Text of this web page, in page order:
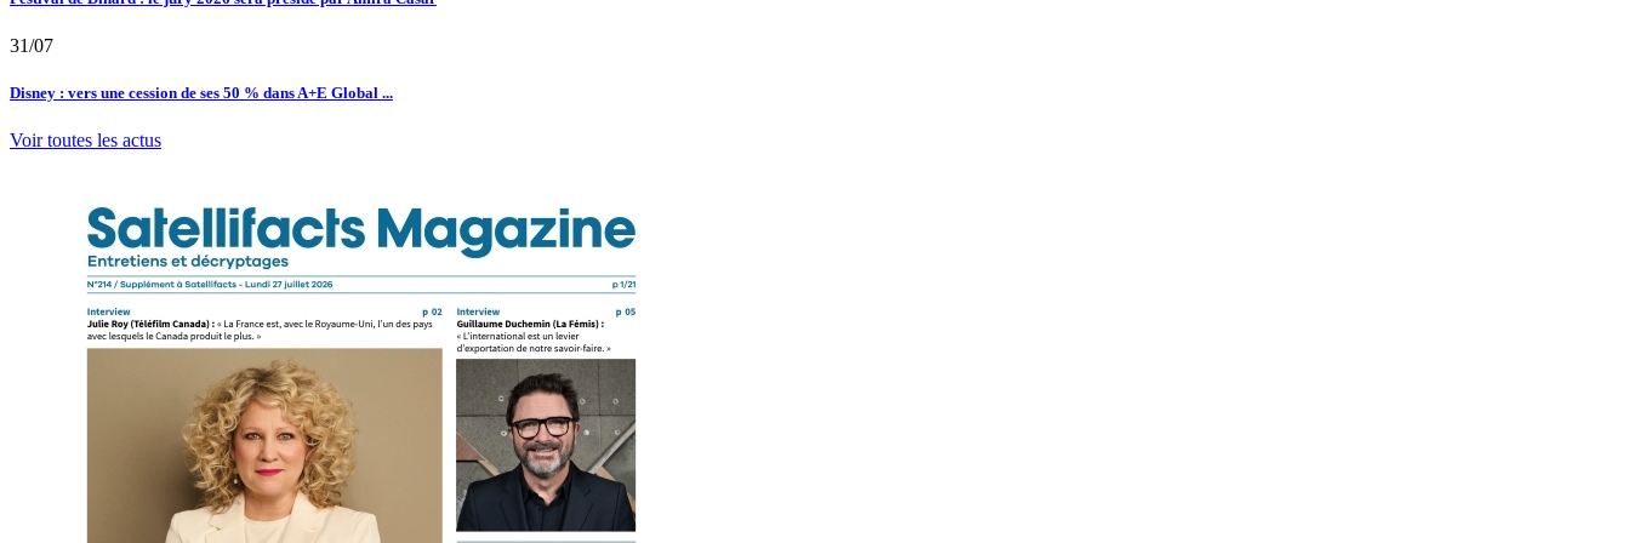
31/07
Disney : vers une cession de ses 50 % dans A+E Global ...
Voir toutes les actus